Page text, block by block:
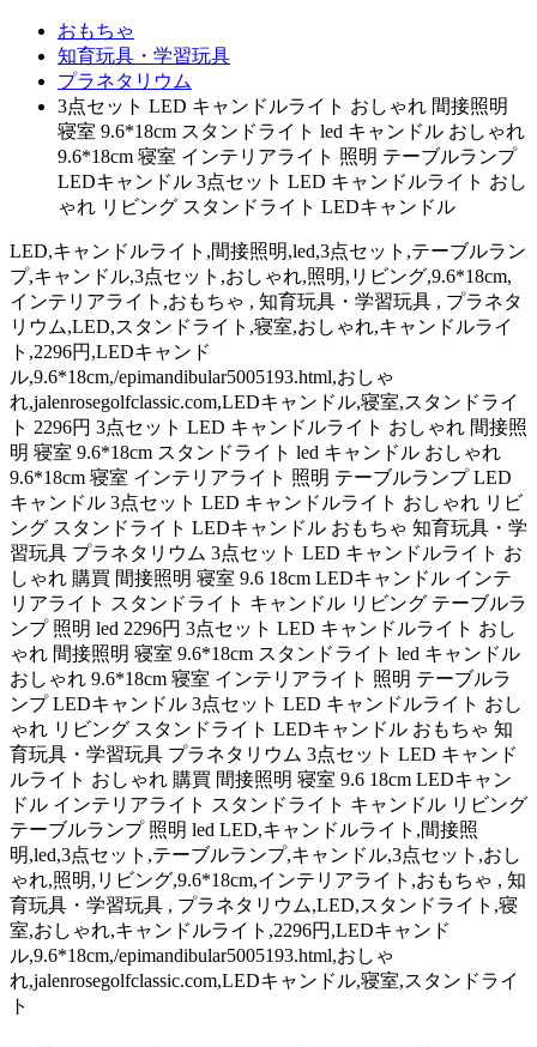
おもちゃ
知育玩具・学習玩具
プラネタリウム
3点セット LED キャンドルライト おしゃれ 間接照明
寝室 9.6*18cm スタンドライト led キャンドル おしゃれ
9.6*18cm 寝室 インテリアライト 照明 テーブルランプ
LEDキャンドル 3点セット LED キャンドルライト おし
ゃれ リビング スタンドライト LEDキャンドル
LED,キャンドルライト,間接照明,led,3点セット,テーブルラン
プ,キャンドル,3点セット,おしゃれ,照明,リビング,9.6*18cm,
インテリアライト,おもちゃ , 知育玩具・学習玩具 , プラネタ
リウム,LED,スタンドライト,寝室,おしゃれ,キャンドルライ
ト,2296円,LEDキャンド
ル,9.6*18cm,/epimandibular5005193.html,おしゃ
れ,jalenrosegolfclassic.com,LEDキャンドル,寝室,スタンドライ
ト 2296円 3点セット LED キャンドルライト おしゃれ 間接照
明 寝室 9.6*18cm スタンドライト led キャンドル おしゃれ
9.6*18cm 寝室 インテリアライト 照明 テーブルランプ LED
キャンドル 3点セット LED キャンドルライト おしゃれ リビ
ング スタンドライト LEDキャンドル おもちゃ 知育玩具・学
習玩具 プラネタリウム 3点セット LED キャンドルライト お
しゃれ 購買 間接照明 寝室 9.6 18cm LEDキャンドル インテ
リアライト スタンドライト キャンドル リビング テーブルラ
ンプ 照明 led 2296円 3点セット LED キャンドルライト おし
ゃれ 間接照明 寝室 9.6*18cm スタンドライト led キャンドル
おしゃれ 9.6*18cm 寝室 インテリアライト 照明 テーブルラ
ンプ LEDキャンドル 3点セット LED キャンドルライト おし
ゃれ リビング スタンドライト LEDキャンドル おもちゃ 知
育玩具・学習玩具 プラネタリウム 3点セット LED キャンド
ルライト おしゃれ 購買 間接照明 寝室 9.6 18cm LEDキャン
ドル インテリアライト スタンドライト キャンドル リビング
テーブルランプ 照明 led LED,キャンドルライト,間接照
明,led,3点セット,テーブルランプ,キャンドル,3点セット,おし
ゃれ,照明,リビング,9.6*18cm,インテリアライト,おもちゃ , 知
育玩具・学習玩具 , プラネタリウム,LED,スタンドライト,寝
室,おしゃれ,キャンドルライト,2296円,LEDキャンド
ル,9.6*18cm,/epimandibular5005193.html,おしゃ
れ,jalenrosegolfclassic.com,LEDキャンドル,寝室,スタンドライ
ト